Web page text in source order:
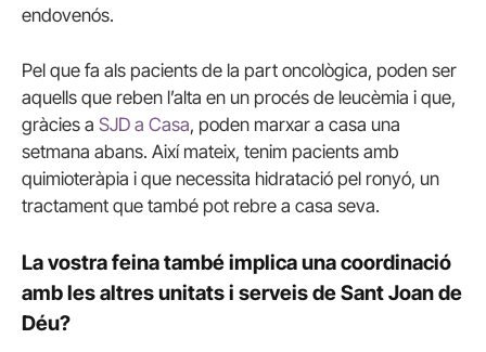
endovenós.
Pel que fa als pacients de la part oncològica, poden ser
aquells que reben l’alta en un procés de leucèmia i que,
gràcies a SJD a Casa, poden marxar a casa una
setmana abans. Així mateix, tenim pacients amb
quimioteràpia i que necessita hidratació pel ronyó, un
tractament que també pot rebre a casa seva.
La vostra feina també implica una coordinació
amb les altres unitats i serveis de Sant Joan de
Déu?